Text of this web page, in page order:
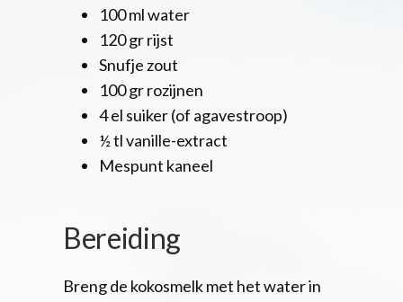
100 ml water
120 gr rijst
Snufje zout
100 gr rozijnen
4 el suiker (of agavestroop)
½ tl vanille-extract
Mespunt kaneel
Bereiding
Breng de kokosmelk met het water in